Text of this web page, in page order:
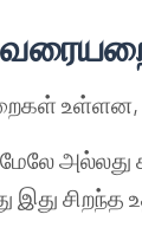
உள்ளன,
அல்லது
இது சிறந்த